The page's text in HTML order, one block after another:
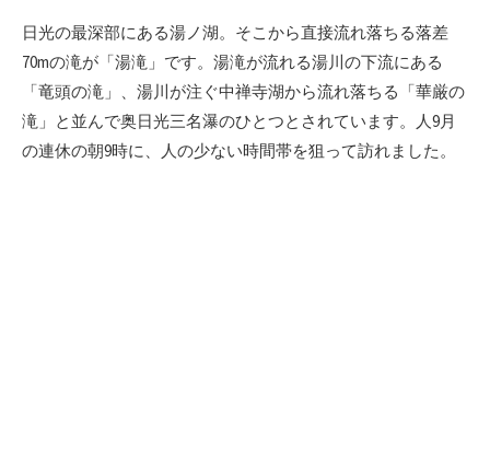
日光の最深部にある湯ノ湖。そこから直接流れ落ちる落差
70mの滝が「湯滝」です。湯滝が流れる湯川の下流にある
「竜頭の滝」、湯川が注ぐ中禅寺湖から流れ落ちる「華厳の
滝」と並んで奥日光三名瀑のひとつとされています。人9月
の連休の朝9時に、人の少ない時間帯を狙って訪れました。